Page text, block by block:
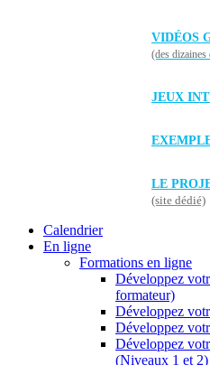
VIDÉOS
(des
JEUX
LE
(site dédié)
Calendrier
En ligne
Formations en ligne
Développez
formateur)
Développez
Développez
Développez
(Niveaux 1 et 2)